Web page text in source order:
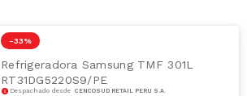
-33 %
Refrigeradora Samsung TMF 301L
RT31DG5220S9/PE
Despachado desde CENCOSUD RETAIL PERÚ S.A.